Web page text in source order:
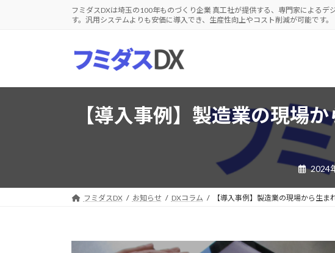
フミダスDXは埼玉の100年ものづくり企業 真工社が提供する、専門家による
す。汎用システムよりも安価に導入でき、生産性向上やコスト削減が可能です。
【導入事例】製造業の現場
2024
フミダスDX お知らせ DXコラム 【導入事例】製造業の現場から生